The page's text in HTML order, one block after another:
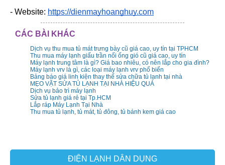
- Website: https://dienmayhoanghuy.com
CÁC BÀI KHÁC
Dịch vụ thu mua tủ mát trưng bày cũ giá cao, uy tín tại TPHCM
Thu mua máy lạnh giấu trần nối ống gió cũ giá cao, uy tín
Máy lạnh trung tâm là gì? Giá bao nhiêu, có nên lắp cho gia đình?
Máy lạnh vrv là gì, các loại máy lạnh vrv phổ biến
Bảng báo giá linh kiện thay thế sửa chữa tủ lạnh tại nhà
MẸO VẶT SỬA TỦ LẠNH TẠI NHÀ HIỆU QUẢ
Dịch vụ bảo trì máy lạnh
Sửa tủ lạnh giá rẻ tại Tp.HCM
Lắp ráp Máy Lạnh Tại Nhà
Thu mua tủ lạnh, tủ mát, tủ đông, tủ bánh kem giá cao
ĐIỆN LẠNH DÂN DỤNG